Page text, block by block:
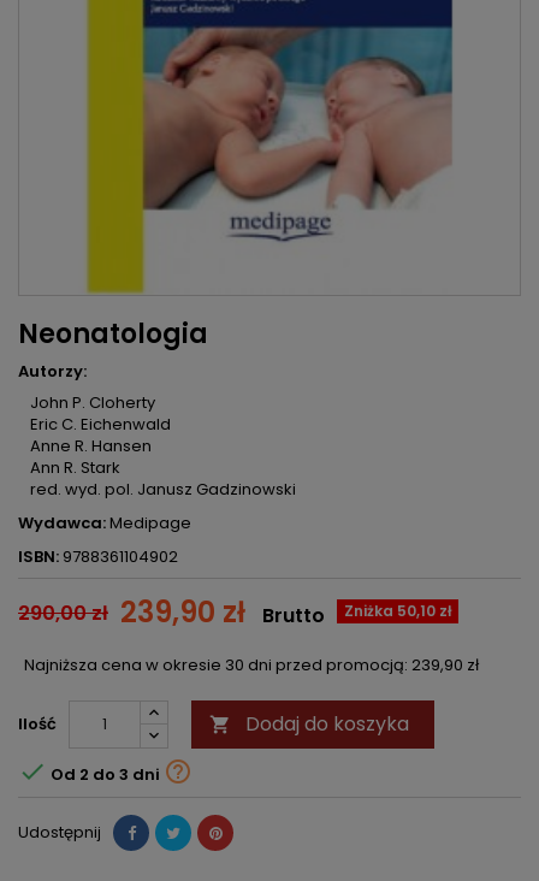
Neonatologia
Autorzy:
John P. Cloherty
Eric C. Eichenwald
Anne R. Hansen
Ann R. Stark
red. wyd. pol. Janusz Gadzinowski
Wydawca:Medipage
ISBN: 9788361104902
290,00 zł 239,90 zł Zniżka 50,10 zł
Brutto
Najniższa cena w okresie 30 dni przed promocją: 239,90 zł
Ilość  Dodaj do koszyka
 Od 2 do 3 dni 
Udostępnij